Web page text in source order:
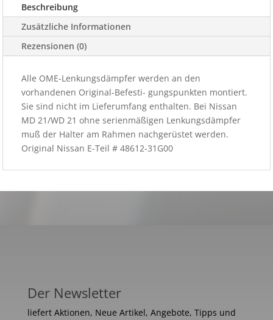
Beschreibung
Zusätzliche Informationen
Rezensionen (0)
Alle OME-Lenkungsdämpfer werden an den
vorhandenen Original-Befesti- gungspunkten montiert.
Sie sind nicht im Lieferumfang enthalten. Bei Nissan
MD 21/WD 21 ohne serienmäßigen Lenkungsdämpfer
muß der Halter am Rahmen nachgerüstet werden.
Original Nissan E-Teil # 48612-31G00
Der Newsletter
liefert Aktionen, Neue Artikel, Angebote, Tipps und